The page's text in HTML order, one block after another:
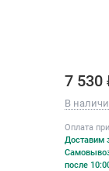
7 530
В
Оплата
Доставим
после